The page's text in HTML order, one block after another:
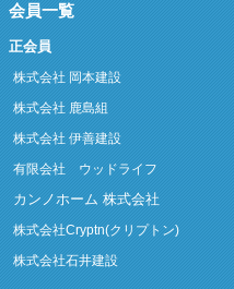
会員一覧
正会員
株式会社 岡本建設
株式会社 鹿島組
株式会社 伊善建設
有限会社 ウッドライフ
カンノホーム 株式会社
株式会社Cryptn(クリプトン)
株式会社石井建設